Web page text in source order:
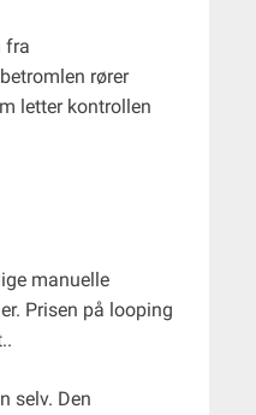
fra
rører
letter kontrollen
manuelle
Prisen på looping
selv. Den